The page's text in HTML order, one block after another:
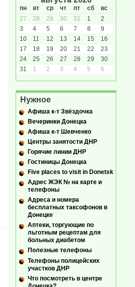
пн вт ср чт пт сб
вс
27
28 29 30 31 1
2
3
4 5 6 7 8
9
10
11 12 13 14 15
16
17
18 19 20 21 22
23
24
25 26 27 28 29
30
31
1 2 3 4 5 6
Нужное
Афиша к-т Звёздочка
Вечеринки Донецка
Афиша к-т Шевченко
Центры занятости ДНР
Горячие линии ДНР
Гостиницы Донецка
Five places to visit in Donetsk
Адрес ЖЭК № на карте и
телефоны
Адреса и номера
бесплатных таксофонов в
Донецке
Аптеки, торгующие по
льготным рецептам для
больных диабетом
Полезные телефоны
Телефоны полицейских
участков ДНР
Что посмотреть в центре